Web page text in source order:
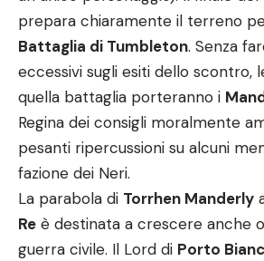
prepara chiaramente il terreno
Battaglia di Tumbleton. Senza
eccessivi sugli esiti dello scontro,
quella battaglia porteranno i
Regina dei consigli moralmente
pesanti ripercussioni su alcuni
fazione dei Neri.
La parabola di Torrhen Manderly
Re è destinata a crescere anche
guerra civile. Il Lord di Porto